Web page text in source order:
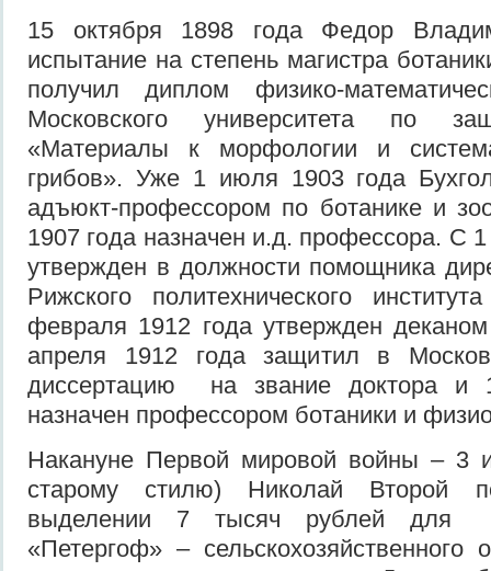
15 октября 1898 года Федор
испытание на степень магистра
получил диплом физико-
Московского университета по
«Материалы к морфологии и
грибов». Уже 1 июля 1903 года
адъюкт-профессором по ботанике и
1907 года назначен и.д. профессора. С
утвержден в должности помощника
Рижского политехнического
февраля 1912 года утвержден
апреля 1912 года защитил в
диссертацию на звание доктора и
назначен профессором ботаники и
Накануне Первой мировой войны – 3
старому стилю) Николай Второй
выделении 7 тысяч рублей для
«Петергоф» – сельскохозяйственного